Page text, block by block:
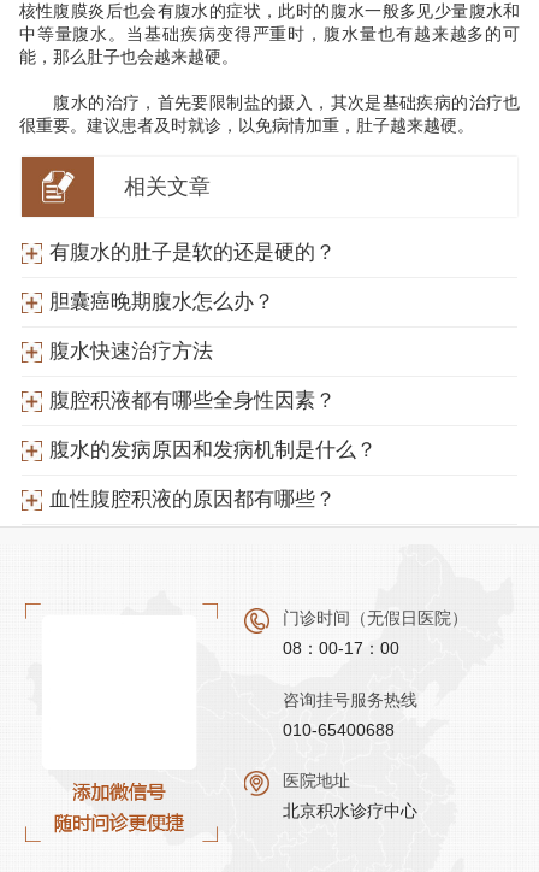
核性腹膜炎后也会有腹水的症状，此时的腹水一般多见少量腹水和
中等量腹水。当基础疾病变得严重时，腹水量也有越来越多的可
能，那么肚子也会越来越硬。
腹水的治疗，首先要限制盐的摄入，其次是基础疾病的治疗也
很重要。建议患者及时就诊，以免病情加重，肚子越来越硬。
相关文章
有腹水的肚子是软的还是硬的？
胆囊癌晚期腹水怎么办？
腹水快速治疗方法
腹腔积液都有哪些全身性因素？
腹水的发病原因和发病机制是什么？
血性腹腔积液的原因都有哪些？
门诊时间（无假日医院）
08：00-17：00
咨询挂号服务热线
010-65400688
医院地址
北京积水诊疗中心